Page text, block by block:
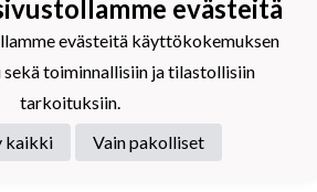
evästeitä
evästeitä käyttökokemuksen
toiminnallisiin ja tilastollisiin
tarkoituksiin.
kaikki
Vain pakolliset